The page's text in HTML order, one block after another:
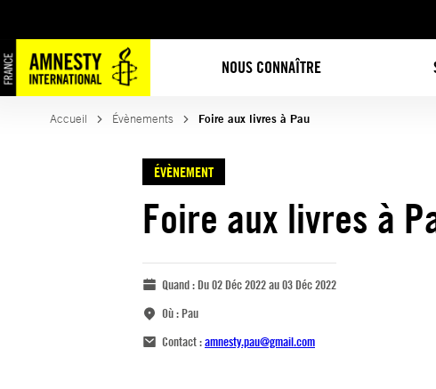
NOUS CONNAÎTRE
Accueil Évènements Foire aux livres à Pau
ÉVÈNEMENT
Foire aux livres à
Quand :Du 02 Déc 2022 au 03 Déc 2022
Où :Pau
Contact :amnesty.pau@gmail.com